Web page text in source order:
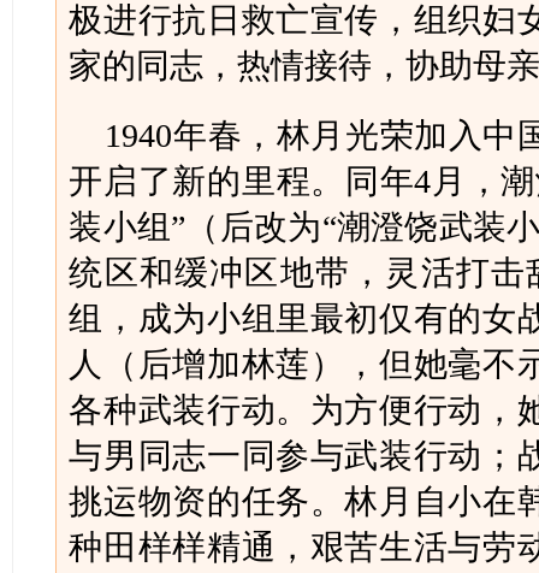
极进行抗日救亡宣传，组织妇
家的同志，热情接待，协助母
1940年春，林月光荣加入中
开启了新的里程。同年4月，
装小组”（后改为“潮澄饶武装
统区和缓冲区地带，灵活打
组，成为小组里最初仅有的女
人（后增加林莲），但她毫不
各种武装行动。为方便行动，
与男同志一同参与武装行动；
挑运物资的任务。林月自小在
种田样样精通，艰苦生活与劳